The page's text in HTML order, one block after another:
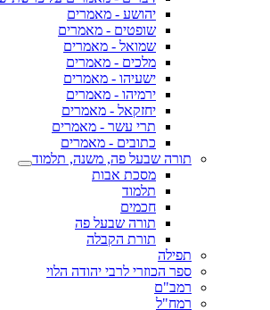
יהושע - מאמרים
שופטים - מאמרים
שמואל - מאמרים
מלכים - מאמרים
ישעיהו - מאמרים
ירמיהו - מאמרים
יחזקאל - מאמרים
תרי עשר - מאמרים
כתובים - מאמרים
תורה שבעל פה, משנה, תלמוד
מסכת אבות
תלמוד
חכמים
תורה שבעל פה
תורת הקבלה
תפילה
ספר הכוזרי לרבי יהודה הלוי
רמב"ם
רמח"ל